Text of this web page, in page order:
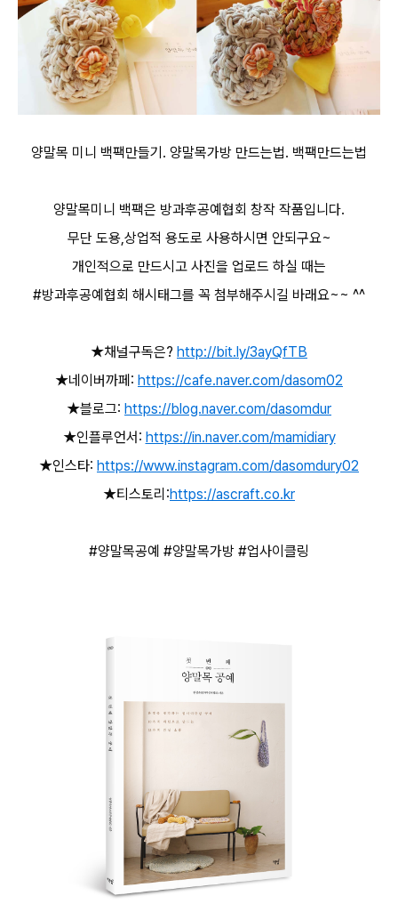
양말목 미니 백팩만들기. 양말목가방 만드는법. 백팩만드는법
양말목미니 백팩은 방과후공예협회 창작 작품입니다.
무단 도용,상업적 용도로 사용하시면 안되구요~
개인적으로 만드시고 사진을 업로드 하실 때는
#방과후공예협회 해시태그를 꼭 첨부해주시길 바래요~~ ^^
★채널구독은? http://bit.ly/3ayQfTB
★네이버까페: https://cafe.naver.com/dasom02
★블로그: https://blog.naver.com/dasomdur
★인플루언서: https://in.naver.com/mamidiary
★인스타: https://www.instagram.com/dasomdury02
★티스토리:https://ascraft.co.kr
#양말목공예 #양말목가방 #업사이클링